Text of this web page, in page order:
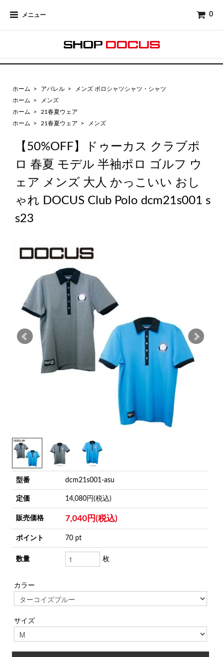
メニュー 0
ホーム > アパレル >
メンズ ポロシャツシャツ・シャツ
ホーム
>
メンズ
ホーム
>
21春夏ウェア
ホーム
> 21春夏ウェア > メンズ
【50%OFF】ドゥーカス クラブポ
ロ 春夏 モデル 半袖ポロ ゴルフ ウ
ェア メンズ 大人 かっこいい おし
ゃれ DOCUS Club Polo dcm21s001 s
s23
型番 dcm21s001-asu
定価 14,080円(税込)
販売価格 7,040円(税込)
ポイント 70 pt
数量 枚
カラー
サイズ